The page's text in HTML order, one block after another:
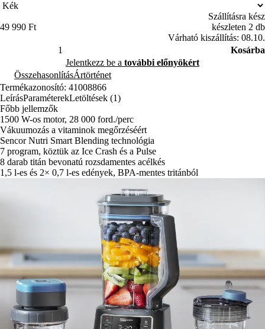
49 990 Ft
Szállításra kész
készleten 2 db
Várható kiszállítás: 08.10.
Kosárba
Jelentkezz be a további előnyökért
ÖsszehasonlításÁrtörténet
Termékazonosító: 41008866
LeírásParaméterekLetöltések (1)
Főbb jellemzők
1500 W-os motor, 28 000 ford./perc
Vákuumozás a vitaminok megőrzéséért
Sencor Nutri Smart Blending technológia
7 program, köztük az Ice Crash és a Pulse
8 darab titán bevonatú rozsdamentes acélkés
1,5 l-es és 2× 0,7 l-es edények, BPA-mentes tritánból